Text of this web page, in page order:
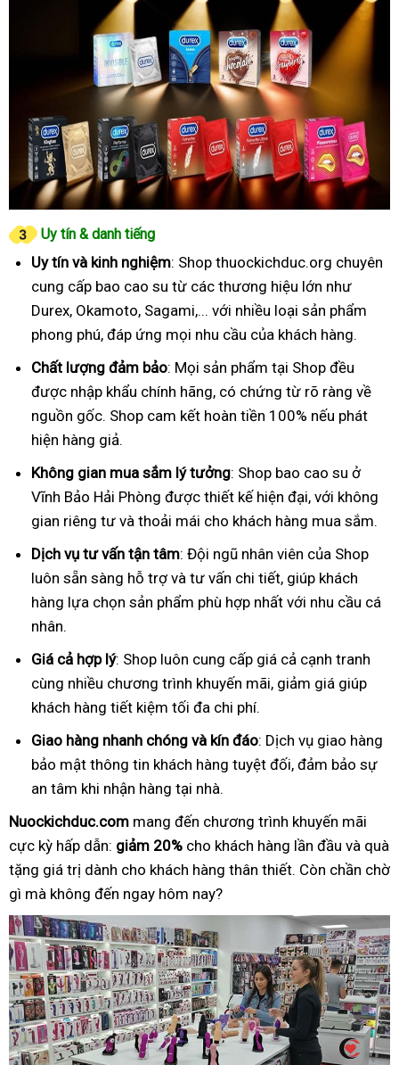
Uy tín & danh tiếng
Uy tín và kinh nghiệm: Shop thuockichduc.org chuyên
cung cấp bao cao su từ các thương hiệu lớn như
Durex, Okamoto, Sagami,... với nhiều loại sản phẩm
phong phú, đáp ứng mọi nhu cầu của khách hàng.
Chất lượng đảm bảo: Mọi sản phẩm tại Shop đều
được nhập khẩu chính hãng, có chứng từ rõ ràng về
nguồn gốc. Shop cam kết hoàn tiền 100% nếu phát
hiện hàng giả.
Không gian mua sắm lý tưởng: Shop bao cao su ở
Vĩnh Bảo Hải Phòng được thiết kế hiện đại, với không
gian riêng tư và thoải mái cho khách hàng mua sắm.
Dịch vụ tư vấn tận tâm: Đội ngũ nhân viên của Shop
luôn sẵn sàng hỗ trợ và tư vấn chi tiết, giúp khách
hàng lựa chọn sản phẩm phù hợp nhất với nhu cầu cá
nhân.
Giá cả hợp lý: Shop luôn cung cấp giá cả cạnh tranh
cùng nhiều chương trình khuyến mãi, giảm giá giúp
khách hàng tiết kiệm tối đa chi phí.
Giao hàng nhanh chóng và kín đáo: Dịch vụ giao hàng
bảo mật thông tin khách hàng tuyệt đối, đảm bảo sự
an tâm khi nhận hàng tại nhà.
Nuockichduc.com mang đến chương trình khuyến mãi
cực kỳ hấp dẫn: giảm 20% cho khách hàng lần đầu và quà
tặng giá trị dành cho khách hàng thân thiết. Còn chần chờ
gì mà không đến ngay hôm nay?